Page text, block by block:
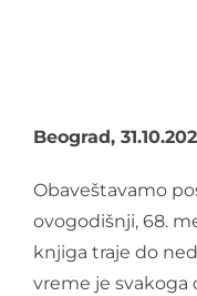
Beograd,
Obaveštavamo
ovogodišnji, 68.
knjiga traje do
vreme je svakoga